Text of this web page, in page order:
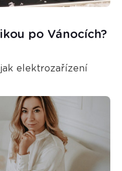
po Vánocích?
elektrozařízení